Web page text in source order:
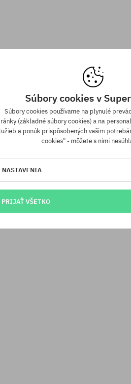
Súbory cookies v
Súbory cookies používame na plynulé
(základné súbory cookies) a na
a ponúk prispôsobených vašim
cookies" - môžete s nimi
NASTAVENIA
PRIJAŤ VŠETKO